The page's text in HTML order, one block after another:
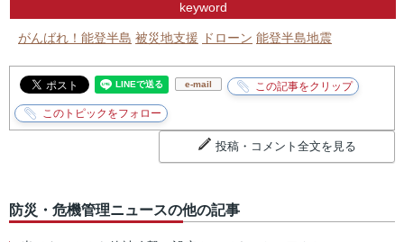
keyword
がんばれ！能登半島 被災地支援 ドローン 能登半島地震
e-mail
投稿・コメント全文を見る
防災・危機管理ニュースの他の記事